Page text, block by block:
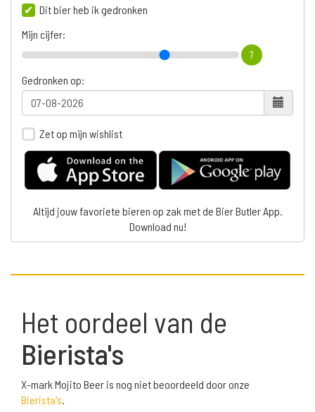
Dit bier heb ik gedronken
Mijn cijfer:
7
Gedronken op:
Zet op mijn wishlist
Altijd jouw favoriete bieren op zak met de Bier Butler App.
Download nu!
Het oordeel van de
Bierista's
X-mark Mojito Beer is nog niet beoordeeld door onze
Bierista's.